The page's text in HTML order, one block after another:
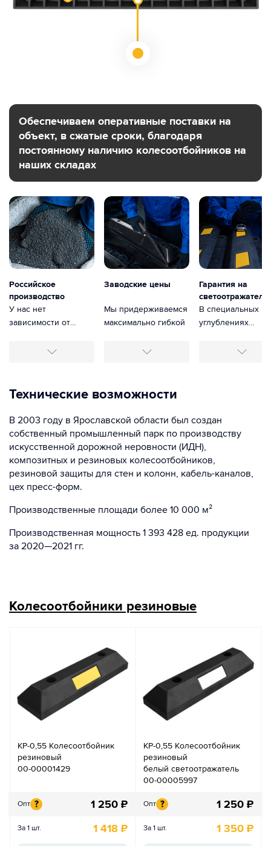
Обеспечиваем оперативные поставки на
объект, в сжатые сроки, благодаря
постоянному наличию колесоотбойников на
наших складах
Российское
производство
У нас нет
зависимости от
поэтому гарантируем
поставок. Высокое
сравнении с
импортной
Заводские цены
Мы придерживаемся
максимально гибкой
ценообразовании,
Гарантия на
светоотражатели
В специальных
углублениях
светоотражатели,
Технические возможности
В 2003 году в Ярославской области был создан
собственный промышленный парк по производству
искусственной дорожной неровности (ИДН),
композитных и резиновых колесоотбойников,
резиновой защиты для стен и колонн, кабель-каналов,
цех пресс-форм.
Производственные площади более 10 000 м²
Производственная мощность 1 393 428 ед. продукции
за 2020—2021 гг.
Колесоотбойники резиновые
КР-0,55 Колесоотбойник
резиновый
00-00001429
Опт ? 1 250 ₽
За 1 шт. 1 418 ₽
КР-0,55 Колесоотбойник
резиновый
белый светоотражатель
00-00005997
Опт ? 1 250 ₽
За 1 шт. 1 350 ₽